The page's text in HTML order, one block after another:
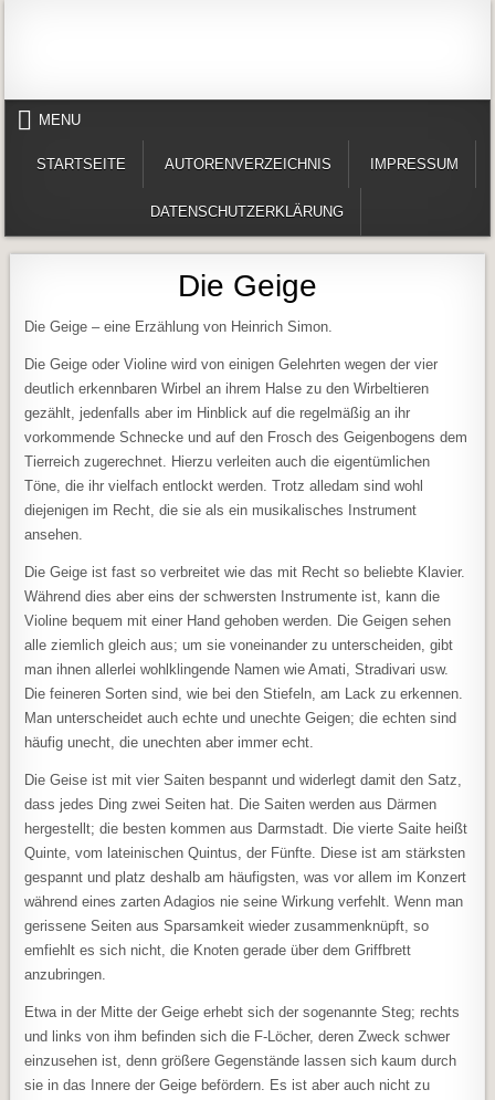
MENU
STARTSEITE AUTORENVERZEICHNIS IMPRESSUM
DATENSCHUTZERKLÄRUNG
Die Geige
Die Geige – eine Erzählung von Heinrich Simon.
Die Geige oder Violine wird von einigen Gelehrten wegen der vier
deutlich erkennbaren Wirbel an ihrem Halse zu den Wirbeltieren
gezählt, jedenfalls aber im Hinblick auf die regelmäßig an ihr
vorkommende Schnecke und auf den Frosch des Geigenbogens dem
Tierreich zugerechnet. Hierzu verleiten auch die eigentümlichen
Töne, die ihr vielfach entlockt werden. Trotz alledam sind wohl
diejenigen im Recht, die sie als ein musikalisches Instrument
ansehen.
Die Geige ist fast so verbreitet wie das mit Recht so beliebte Klavier.
Während dies aber eins der schwersten Instrumente ist, kann die
Violine bequem mit einer Hand gehoben werden. Die Geigen sehen
alle ziemlich gleich aus; um sie voneinander zu unterscheiden, gibt
man ihnen allerlei wohlklingende Namen wie Amati, Stradivari usw.
Die feineren Sorten sind, wie bei den Stiefeln, am Lack zu erkennen.
Man unterscheidet auch echte und unechte Geigen; die echten sind
häufig unecht, die unechten aber immer echt.
Die Geise ist mit vier Saiten bespannt und widerlegt damit den Satz,
dass jedes Ding zwei Seiten hat. Die Saiten werden aus Därmen
hergestellt; die besten kommen aus Darmstadt. Die vierte Saite heißt
Quinte, vom lateinischen Quintus, der Fünfte. Diese ist am stärksten
gespannt und platz deshalb am häufigsten, was vor allem im Konzert
während eines zarten Adagios nie seine Wirkung verfehlt. Wenn man
gerissene Seiten aus Sparsamkeit wieder zusammenknüpft, so
emfiehlt es sich nicht, die Knoten gerade über dem Griffbrett
anzubringen.
Etwa in der Mitte der Geige erhebt sich der sogenannte Steg; rechts
und links von ihm befinden sich die F-Löcher, deren Zweck schwer
einzusehen ist, denn größere Gegenstände lassen sich kaum durch
sie in das Innere der Geige befördern. Es ist aber auch nicht zu